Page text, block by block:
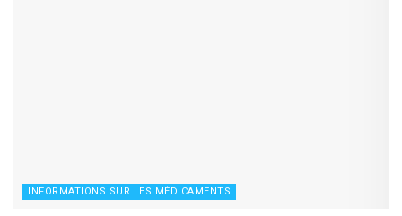
INFORMATIONS SUR LES MÉDICAMENTS